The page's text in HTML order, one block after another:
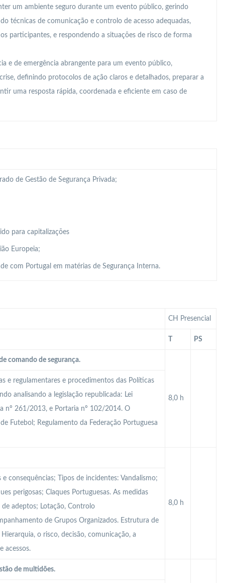
um ambiente seguro durante um evento público, gerindo
técnicas de comunicação e controlo de acesso adequadas,
participantes, e respondendo a situações de risco de forma
e de emergência abrangente para um evento público,
definindo protocolos de ação claros e detalhados, preparar a
uma resposta rápida, coordenada e eficiente em caso de
de Gestão de Segurança Privada;
para capitalizações
Europeia;
com Portugal em matérias de Segurança Interna.
CH Presencial
PS
comando de segurança.
8,0 h
e regulamentares e procedimentos das Políticas
analisando a legislação republicada: Lei
nº 261/2013, e Portaria nº 102/2014. O
Futebol; Regulamento da Federação Portuguesa
8,0 h
consequências; Tipos de incidentes: Vandalismo;
perigosas; Claques Portuguesas. As medidas
adeptos; Lotação, Controlo
de Grupos Organizados. Estrutura de
o risco, decisão, comunicação, a
acessos.
de multidões.